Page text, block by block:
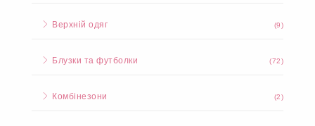
Верхній одяг (9)
Блузки та футболки (72)
Комбінезони (2)